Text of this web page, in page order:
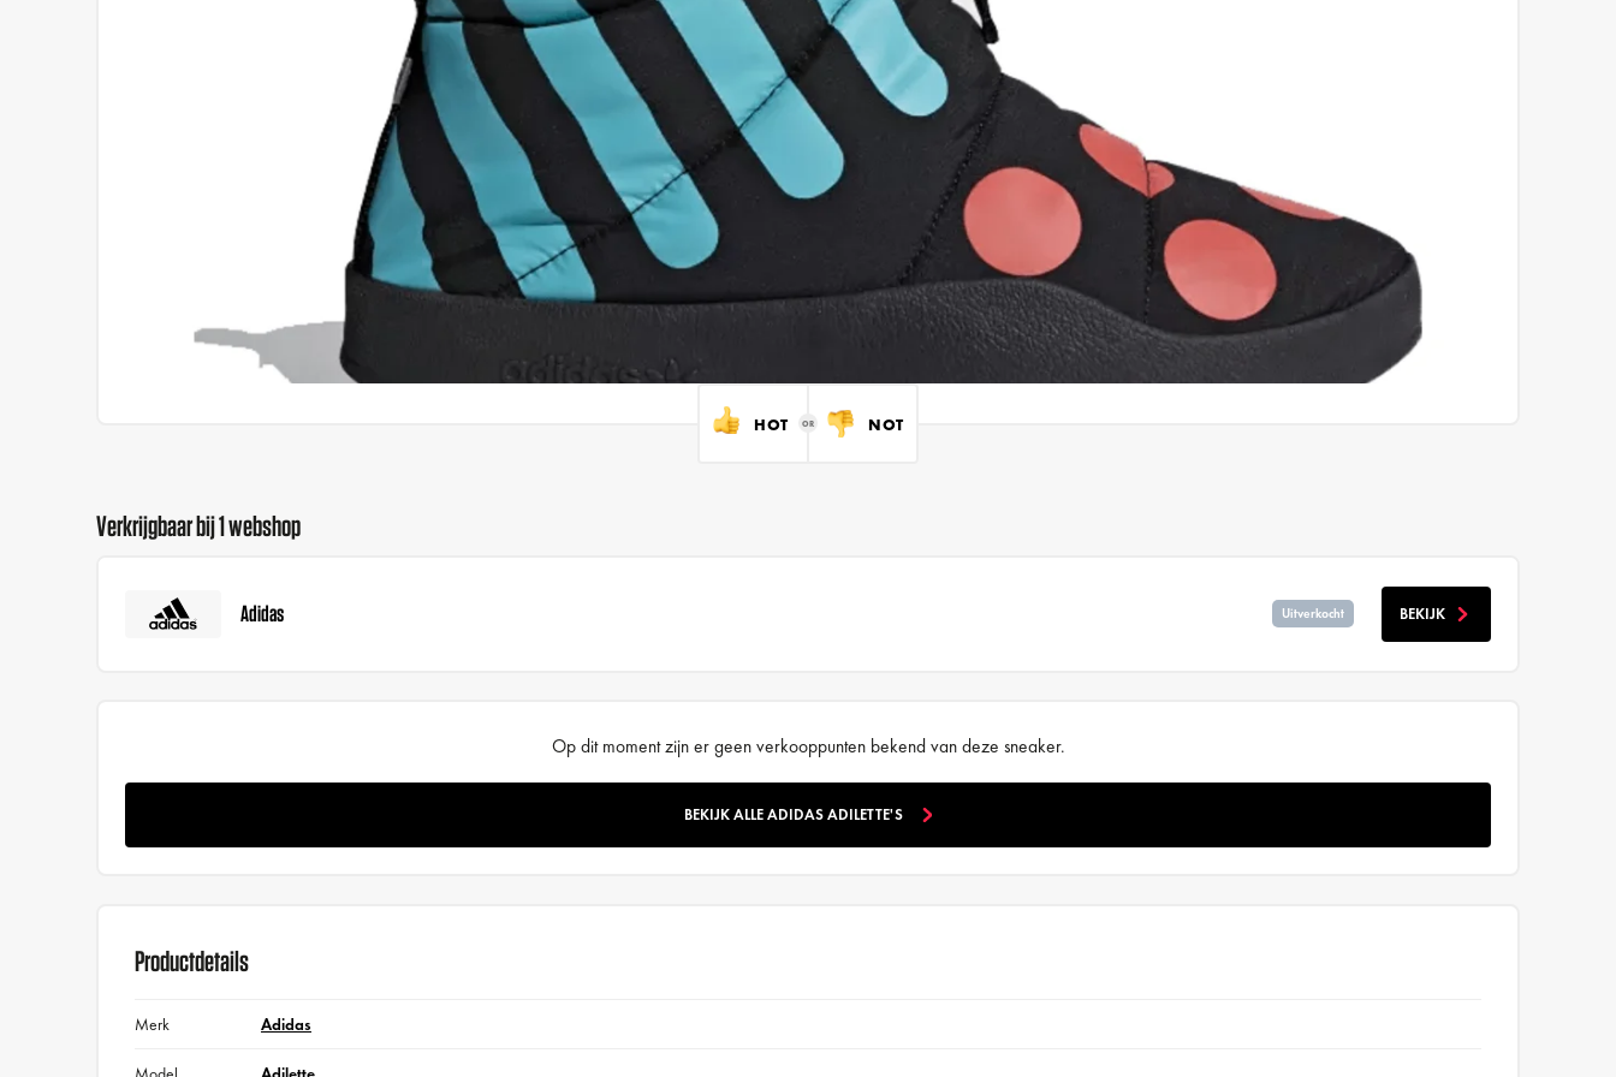
HOT NOT
Verkrijgbaar bij 1 webshop
Adidas Uitverkocht BEKIJK
Op dit moment zijn er geen verkooppunten bekend van deze sneaker.
BEKIJK ALLE ADIDAS ADILETTE'S
Productdetails
Merk Adidas